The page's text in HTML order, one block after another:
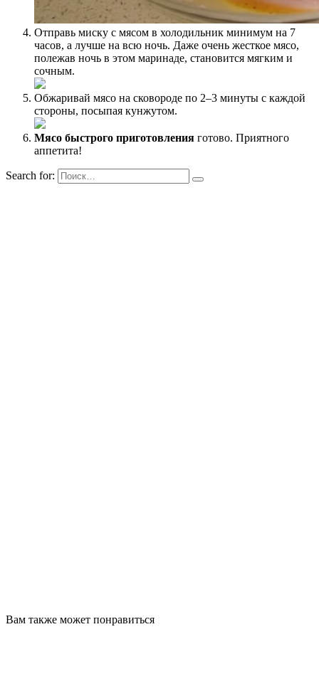
Отправь миску с мясом в холодильник минимум на 7
часов, а лучше на всю ночь. Даже очень жесткое мясо,
полежав ночь в этом маринаде, становится мягким и
сочным.
Обжаривай мясо на сковороде по 2–3 минуты с каждой
стороны, посыпая кунжутом.
Мясо быстрого приготовления готово. Приятного
аппетита!
Search for:
Вам также может понравиться